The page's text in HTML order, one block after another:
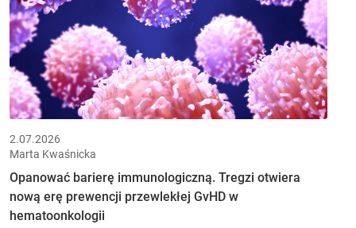
2.07.2026
Marta Kwaśnicka
Opanować barierę immunologiczną. Tregzi otwiera
nową erę prewencji przewlekłej GvHD w
hematoonkologii